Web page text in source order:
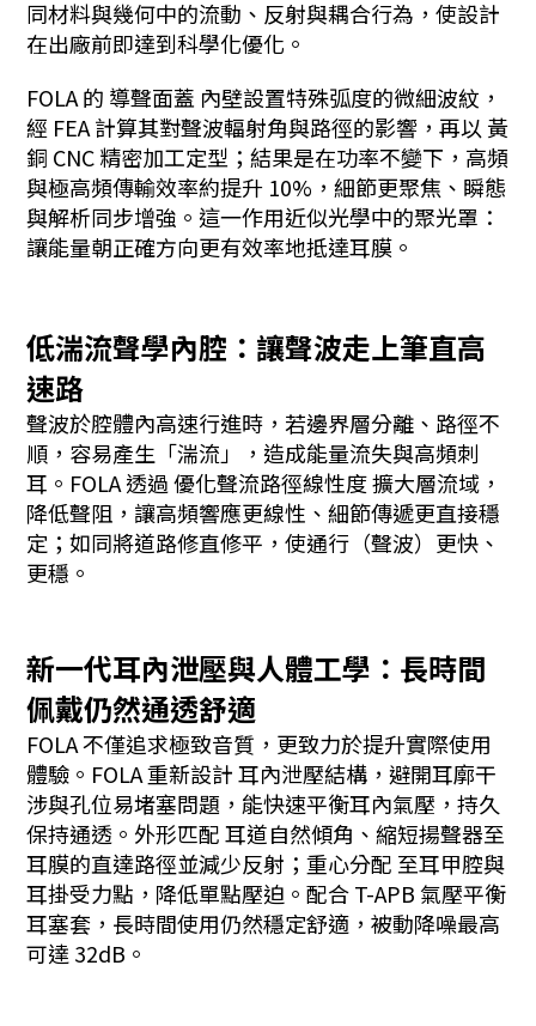
同材料與幾何中的流動、反射與耦合行為，使設計
在出廠前即達到科學化優化。
FOLA 的 導聲面蓋 內壁設置特殊弧度的微細波紋，
經 FEA 計算其對聲波輻射角與路徑的影響，再以 黃
銅 CNC 精密加工定型；結果是在功率不變下，高頻
與極高頻傳輸效率約提升 10%，細節更聚焦、瞬態
與解析同步增強。這一作用近似光學中的聚光罩：
讓能量朝正確方向更有效率地抵達耳膜。
低湍流聲學內腔：讓聲波走上筆直高
速路
聲波於腔體內高速行進時，若邊界層分離、路徑不
順，容易產生「湍流」，造成能量流失與高頻刺
耳。FOLA 透過 優化聲流路徑線性度 擴大層流域，
降低聲阻，讓高頻響應更線性、細節傳遞更直接穩
定；如同將道路修直修平，使通行（聲波）更快、
更穩。
新一代耳內泄壓與人體工學：長時間
佩戴仍然通透舒適
FOLA 不僅追求極致音質，更致力於提升實際使用
體驗。FOLA 重新設計 耳內泄壓結構，避開耳廓干
涉與孔位易堵塞問題，能快速平衡耳內氣壓，持久
保持通透。外形匹配 耳道自然傾角、縮短揚聲器至
耳膜的直達路徑並減少反射；重心分配 至耳甲腔與
耳掛受力點，降低單點壓迫。配合 T-APB 氣壓平衡
耳塞套，長時間使用仍然穩定舒適，被動降噪最高
可達 32dB。